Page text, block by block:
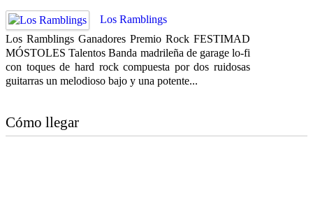
Los Ramblings
Los Ramblings Ganadores Premio Rock FESTIMAD
MÓSTOLES Talentos Banda madrileña de garage lo-fi
con toques de hard rock compuesta por dos ruidosas
guitarras un melodioso bajo y una potente...
Cómo llegar